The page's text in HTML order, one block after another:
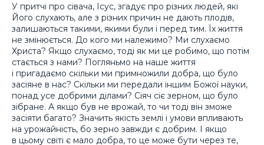
У притчі про сівача, Ісус, згадує про різних людей, які
Його слухають, але з різних причин не дають плодів,
залишаються такими, якими були і перед тим. Їх життя
не змінюється. До кого ми належимо? Ми слухаємо
Христа? Якщо слухаємо, тоді як ми це робимо, що потім
стається з нами? Погляньмо на наше життя
і пригадаємо скільки ми примножили добра, що було
засіяне в нас? Скільки ми передали іншим Божої науки,
понад усе добрими ділами? Сіяч сіє зерном, що було
зібране. А якщо був не врожай, то чи тоді він зможе
засіяти багато? Значить якість землі і умови впливають
на урожайність, бо зерно завжди є добрим. І якщо
в цьому світі є мало добра, то це може бути через те,